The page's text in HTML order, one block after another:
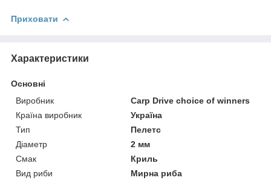
Приховати
Характеристики
Основні
Виробник
Carp Drive choice of winners
Країна виробник
Україна
Тип
Пелетс
Діаметр
2 мм
Смак
Криль
Вид риби
Мирна риба